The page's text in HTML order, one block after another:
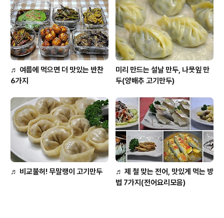
♬ 여름에 먹으면 더 맛있는 반찬
6가지
미리 만드는 설날 만두, 나뭇잎 만
두(양배추 고기만두)
♬ 비교불허! 무말랭이 고기만두
♬ 제 철 맞는 전어, 맛있게 먹는 방
법 7가지(전어요리모음)